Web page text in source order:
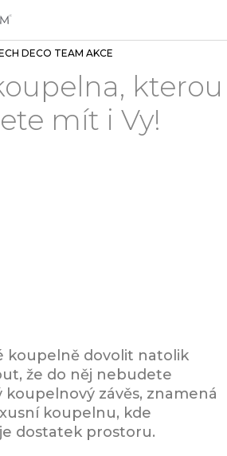
DECO TEAM AKCE
kterou
mít i Vy!
koupelně dovolit natolik
že do něj nebudete
závěs, znamená
koupelnu, kde
dostatek prostoru.